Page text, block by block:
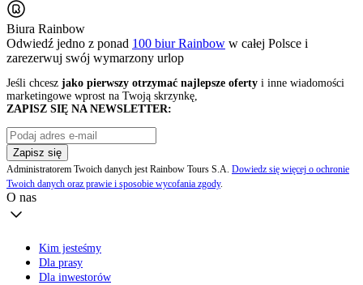
Biura Rainbow
Odwiedź jedno z ponad 100 biur Rainbow w całej Polsce i
zarezerwuj swój wymarzony urlop
Jeśli chcesz jako pierwszy otrzymać najlepsze oferty i inne wiadomości
marketingowe wprost na Twoją skrzynkę,
ZAPISZ SIĘ NA NEWSLETTER:
Zapisz się
Administratorem Twoich danych jest Rainbow Tours S.A. Dowiedz się więcej o ochronie
Twoich danych oraz prawie i sposobie wycofania zgody.
O nas
Kim jesteśmy
Dla prasy
Dla inwestorów